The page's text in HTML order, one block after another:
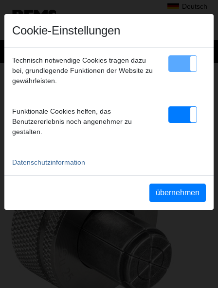
Deutsch
Produkte>Aufweiten, Aushalsen> REMS Aufweitköpfe Cu
ZUBEHÖR FÜR REMS EX-PRESS CU UND
ANDERE FABRIKATE
Cookie-Einstellungen
Technisch notwendige Cookies tragen dazu
bei, grundlegende Funktionen der Website zu
gewährleisten.
Funktionale Cookies helfen, das
Benutzererlebnis noch angenehmer zu
gestalten.
Datenschutzinformation
übernehmen